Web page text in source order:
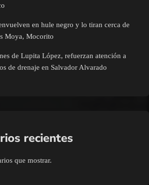
en hule negro y lo tiran cerca de
Moya, Mocorito
de Lupita López, refuerzan atención a
de drenaje en Salvador Alvarado
recientes
que mostrar.